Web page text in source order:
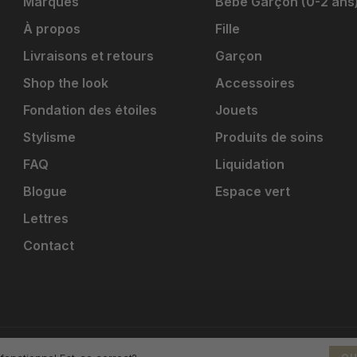
À propos
Livraisons et retours
Shop the look
Fondation des étoiles
Stylisme
FAQ
Blogue
Lettres
Contact
Fille
Garçon
Accessoires
Jouets
Produits de soins
Liquidation
Espace vert